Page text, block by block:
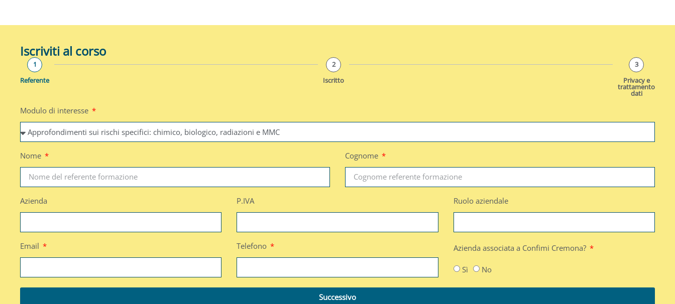
Iscriviti al corso
1
Referente
2
Iscritto
3
Privacy e
trattamento
dati
Modulo di interesse
Nome Cognome
Azienda P.IVA Ruolo aziendale
Email Telefono Azienda associata a Confimi Cremona?
Sì No
Successivo